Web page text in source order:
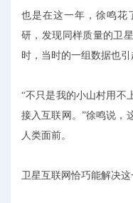
也是在这一年，徐鸣花
研，发现同样质量的卫
时，当时的一组数据也引
“不只是我的小山村用不
接入互联网。”徐鸣说，
人类面前。
卫星互联网恰巧能解决这